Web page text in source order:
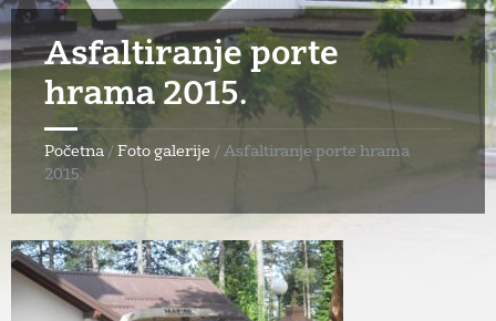
Asfaltiranje porte
hrama 2015.
Početna / Foto galerije / Asfaltiranje porte hrama
2015.